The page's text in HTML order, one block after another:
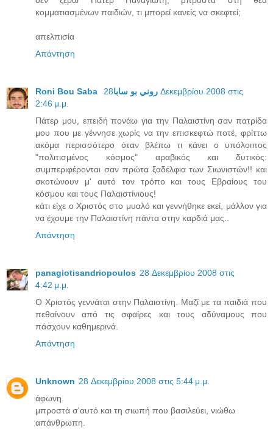
κομματιασμένων παιδιών, τι μπορεί κανείς να σκεφτεί;
απελπισία
Απάντηση
Roni Bou Saba روني بو سابا28 Δεκεμβρίου 2008 στις
2:46 μ.μ.
Πάτερ μου, επειδή πονάω για την Παλαιστίνη σαν πατρίδα
μου που με γέννησε χωρίς να την επισκεφτώ ποτέ, φρίττω
ακόμα περισσότερο όταν βλέπω τι κάνει ο υπόλοιπος
"πολιτισμένος κόσμος" αραβικός και δυτικός:
συμπεριφέρονται σαν πρώτα ξαδέλφια των Σιωνιστών!! και
σκοτώνουν μ' αυτό τον τρόπο και τους Εβραίους του
κόσμου και τους Παλαιστίνιους!
κάτι είχε ο Χριστός στο μυαλό και γεννήθηκε εκεί, μάλλον για
να έχουμε την Παλαιστίνη πάντα στην καρδιά μας..
Απάντηση
panagiotisandriopoulos 28 Δεκεμβρίου 2008 στις
4:42 μ.μ.
Ο Χριστός γεννάται στην Παλαιστίνη. Μαζί με τα παιδιά που
πεθαίνουν από τις σφαίρες και τους αδύναμους που
πάσχουν καθημερινά.
Απάντηση
Unknown 28 Δεκεμβρίου 2008 στις 5:44 μ.μ.
άφωνη.
μπροστά σ'αυτό και τη σιωπή που βασιλεύει, νιώθω
απάνθρωπη.